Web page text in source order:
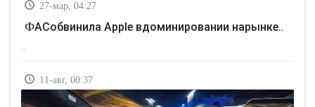
27-мар, 04:27
ФАСобвинила Apple вдоминировании нарынке..
..
11-авг, 00:37